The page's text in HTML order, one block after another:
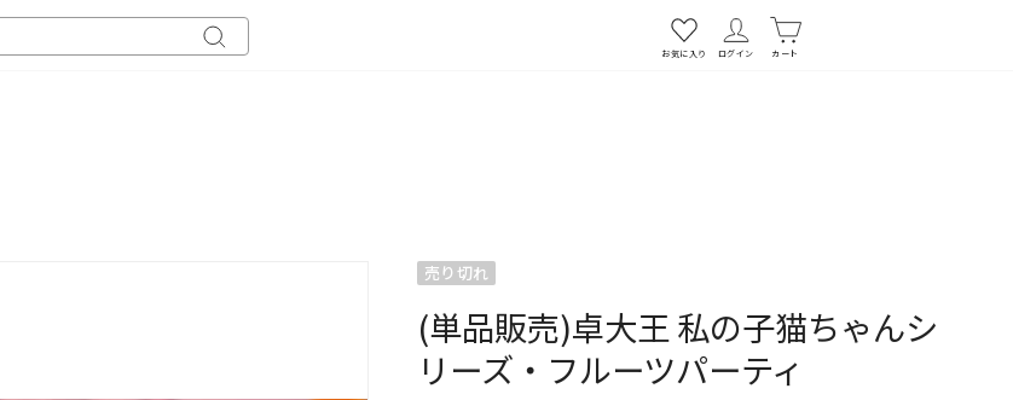
キ
お気に入り ログイン カート
売り切れ
(単品販売)卓大王 私の子猫ちゃんシ
リーズ・フルーツパーティ